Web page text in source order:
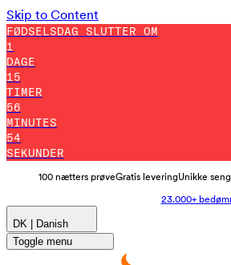
Skip to Content
FØDSELSDAG SLUTTER OM
1
DAGE
15
TIMER
56
MINUTES
44
SEKUNDER
100 nætters prøveGratis leveringUnikke
23.000+
DK | Danish
Toggle menu